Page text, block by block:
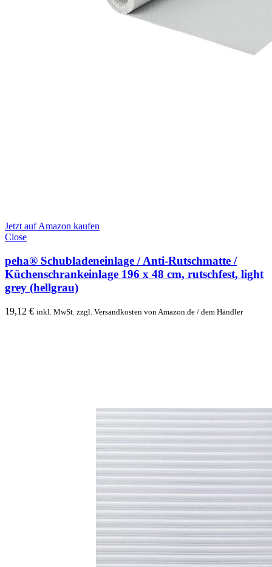
Jetzt auf Amazon kaufen
Close
peha® Schubladeneinlage / Anti-Rutschmatte /
Küchenschrankeinlage 196 x 48 cm, rutschfest, light
grey (hellgrau)
19,12 € inkl. MwSt. zzgl. Versandkosten von Amazon.de / dem Händler